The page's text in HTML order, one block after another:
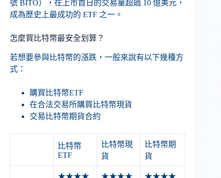
號 BITO），在上市首日的交易量超過 10 億美元，
成為歷史上最成功的 ETF 之一。
怎麼買比特幣最安全划算？
若想要參與比特幣的漲跌，一般來說有以下幾種方
式：
購買比特幣ETF
在合法交易所購買比特幣現貨
交易比特幣期貨合約
比特幣
ETF
比特幣現
貨
比特幣期
貨